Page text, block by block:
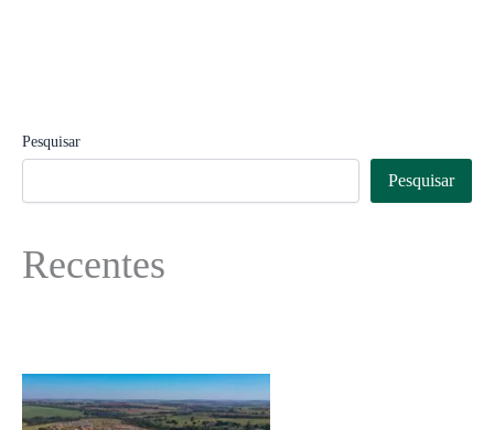
Pesquisar
Pesquisar
Recentes